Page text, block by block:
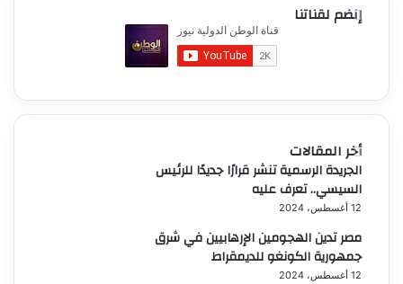
إنضم لقناتنا
أخر المقالات
الجريدة الرسمية تنشر قرارًا جديدًا للرئيس
السيسي.. تعرف عليه
12 أغسطس، 2024
مصر تدين الهجومين الإرهابيين في شرق
جمهورية الكونغو للديمقراط
12 أغسطس، 2024